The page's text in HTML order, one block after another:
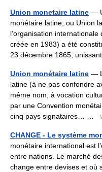
Union monetaire latine —
monétaire latine, ou Union
l’organisation
créée en 1983) a été
23 décembre 1865,
Union monétaire latine —
latine (à ne pas confondre
même nom, à vocation
par une Convention
cinq pays signataires… …
CHANGE - Le système
monétaire international est
entre nations. Le marché
change entre devises et où